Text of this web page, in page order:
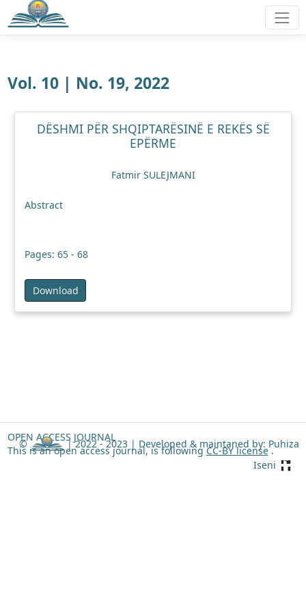
Vol. 10 | No. 19, 2022
DËSHMI PËR SHQIPTARËSINË E REKËS SË
EPËRME
Fatmir SULEJMANI
Abstract
Pages: 65 - 68
Download
OPEN ACCESS JOURNAL
This is an open access journal, is followingCC-BY license.
© | 2022 - 2023 | Developed & maintaned by: Puhiza
Iseni